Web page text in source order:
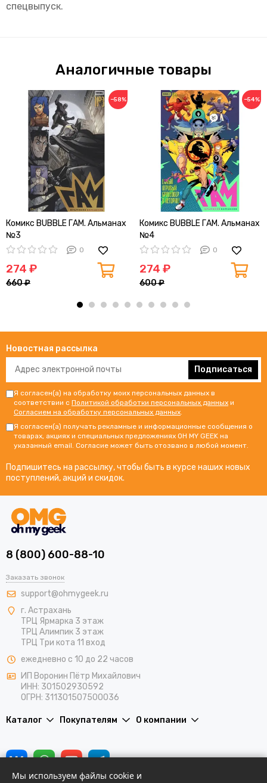
спецвыпуск.
Аналогичные товары
−58%
Комикс BUBBLE ГАМ. Альманах
№3
0
274 ₽
660 ₽
−54%
Комикс BUBBLE ГАМ. Альманах
№4
0
274 ₽
600 ₽
Новостная рассылка
Подписаться
Я согласен(а) на обработку моих персональных данных в
соответствии с Политикой обработки персональных данных и
Согласием на обработку персональных данных.
Я согласен(а) получать рекламные и информационные сообщения о
товарах, акциях и специальных предложениях OH MY GEEK на
указанный email. Согласие может быть отозвано в любой момент.
Подпишитесь на рассылку, чтобы быть в курсе наших новых
поступлений, акций и скидок.
8 (800) 600-88-10
Заказать звонок
support@ohmygeek.ru
г. Астрахань
ТРЦ Ярмарка 3 этаж
ТРЦ Алимпик 3 этаж
ТРЦ Три кота 11 вход
ежедневно с 10 до 22 часов
ИП Воронин Пётр Михайлович
ИНН: 301502930592
ОГРН: 311301507500036
Каталог Покупателям О компании
Мы используем файлы cookie и